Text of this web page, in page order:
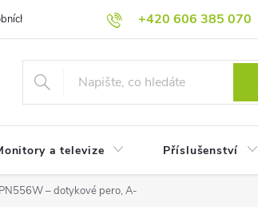
+420 606 385 070
údajů Reklamační podmínky Reklamace
a televize Příslušenství
– dotykové pero, A-